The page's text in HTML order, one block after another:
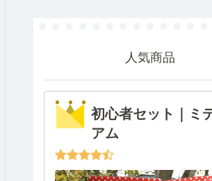
人気商品
初心者セット｜ミ
アム